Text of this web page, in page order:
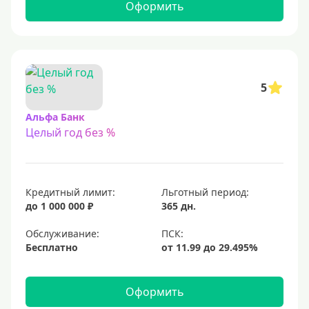
С 23 лет
Льготный период (без процентов)
С льготным периодом
50 дней
55 дней
На 90 дней
100 дней
110 дней
Оформить
5
Альфа Банк
Целый год без %
Кредитный лимит:
до 1 000 000 ₽
Льготный период:
365 дн.
Обслуживание:
Бесплатно
Оформить